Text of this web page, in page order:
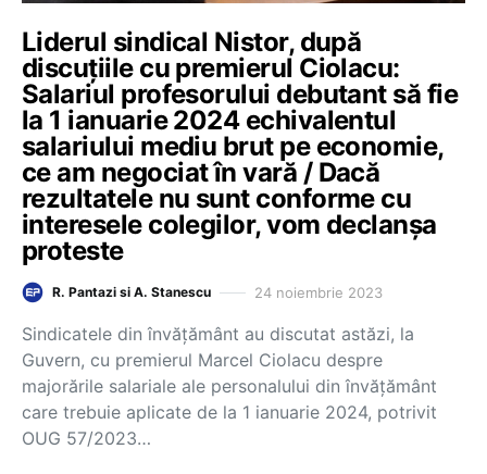
Liderul sindical Nistor, după
discuțiile cu premierul Ciolacu:
Salariul profesorului debutant să fie
la 1 ianuarie 2024 echivalentul
salariului mediu brut pe economie,
ce am negociat în vară / Dacă
rezultatele nu sunt conforme cu
interesele colegilor, vom declanșa
proteste
R. Pantazi si A. Stanescu 24 noiembrie 2023
Sindicatele din învățământ au discutat astăzi, la
Guvern, cu premierul Marcel Ciolacu despre
majorările salariale ale personalului din învățământ
care trebuie aplicate de la 1 ianuarie 2024, potrivit
OUG 57/2023…